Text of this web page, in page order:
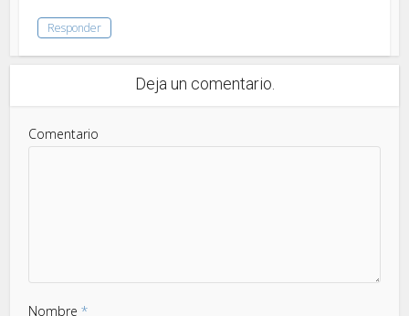
Responder
Deja un comentario.
Comentario
Nombre*